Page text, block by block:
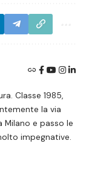
Classe 1985,
la via
Milano e passo le
impegnative.